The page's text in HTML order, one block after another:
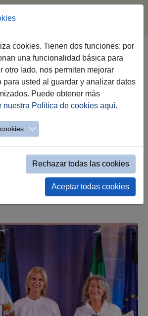
a directores del
de más de 50
5 continentes el
de julio
Jerez ha firmado el convenio
cookies. Tienen dos funciones: por
una funcionalidad básica para
otro lado, nos permiten mejorar
para usted al guardar y analizar datos
Puede obtener más
nuestra Política de cookies aquí.
Rechazar todas las cookies
Aceptar todas cookies